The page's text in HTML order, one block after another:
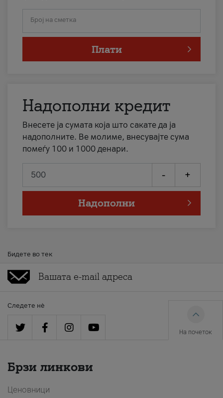
Број на сметка
Плати
Надополни кредит
Внесете ја сумата која што сакате да ја
надополните. Ве молиме, внесувајте сума
помеѓу 100 и 1000 денари.
- +
Надополни
Бидете во тек
Следете нè
На почеток
Брзи линкови
Ценовници